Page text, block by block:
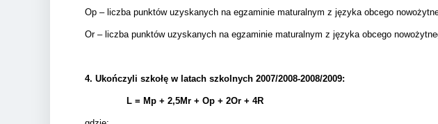
Op – liczba punktów uzyskanych na egzaminie maturalnym z języka obcego
Or – liczba punktów uzyskanych na egzaminie maturalnym z języka obcego
4. Ukończyli szkołę w latach szkolnych 2007/2008-2008/2009:
L = Mp + 2,5Mr + Op + 2Or + 4R